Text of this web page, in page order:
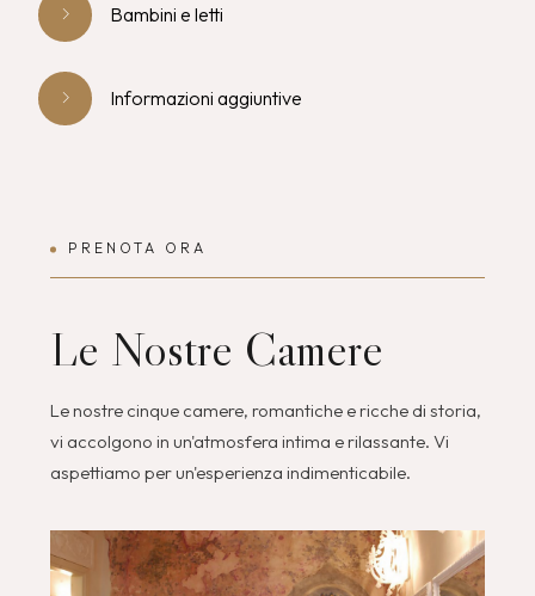
Bambini e letti
Informazioni aggiuntive
PRENOTA ORA
Le Nostre Camere
Le nostre cinque camere, romantiche e ricche di storia,
vi accolgono in un'atmosfera intima e rilassante. Vi
aspettiamo per un'esperienza indimenticabile.